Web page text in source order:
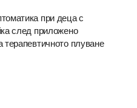
при деца с
след приложено
терапевтичното плуване